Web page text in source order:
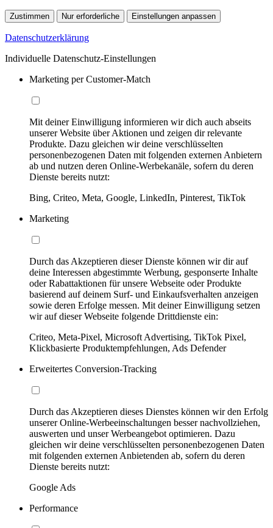
Zustimmen Nur erforderliche Einstellungen anpassen
Datenschutzerklärung
Individuelle Datenschutz-Einstellungen
Marketing per Customer-Match
Mit deiner Einwilligung informieren wir dich auch abseits
unserer Website über Aktionen und zeigen dir relevante
Produkte. Dazu gleichen wir deine verschlüsselten
personenbezogenen Daten mit folgenden externen Anbietern
ab und nutzen deren Online-Werbekanäle, sofern du deren
Dienste bereits nutzt:
Bing, Criteo, Meta, Google, LinkedIn, Pinterest, TikTok
Marketing
Durch das Akzeptieren dieser Dienste können wir dir auf
deine Interessen abgestimmte Werbung, gesponserte Inhalte
oder Rabattaktionen für unsere Webseite oder Produkte
basierend auf deinem Surf- und Einkaufsverhalten anzeigen
sowie deren Erfolge messen. Mit deiner Einwilligung setzen
wir auf dieser Webseite folgende Drittdienste ein:
Criteo, Meta-Pixel, Microsoft Advertising, TikTok Pixel,
Klickbasierte Produktempfehlungen, Ads Defender
Erweitertes Conversion-Tracking
Durch das Akzeptieren dieses Dienstes können wir den Erfolg
unserer Online-Werbeeinschaltungen besser nachvollziehen,
auswerten und unser Werbeangebot optimieren. Dazu
gleichen wir deine verschlüsselten personenbezogenen Daten
mit folgenden externen Anbietenden ab, sofern du deren
Dienste bereits nutzt:
Google Ads
Performance